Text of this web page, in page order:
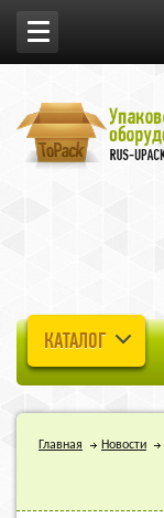
КАТАЛОГ
Главная Новости